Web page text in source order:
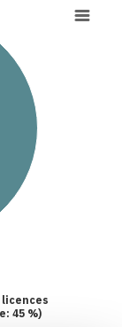
45 %)